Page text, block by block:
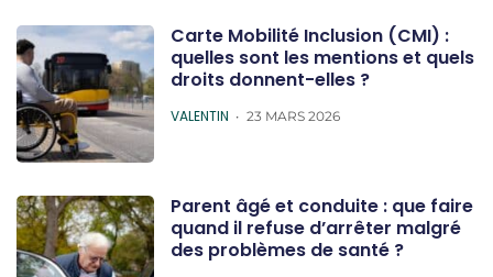
Carte Mobilité Inclusion (CMI) :
quelles sont les mentions et quels
droits donnent-elles ?
POSTED
VALENTIN 23 MARS 2026
Parent âgé et conduite : que faire
quand il refuse d’arrêter malgré
des problèmes de santé ?